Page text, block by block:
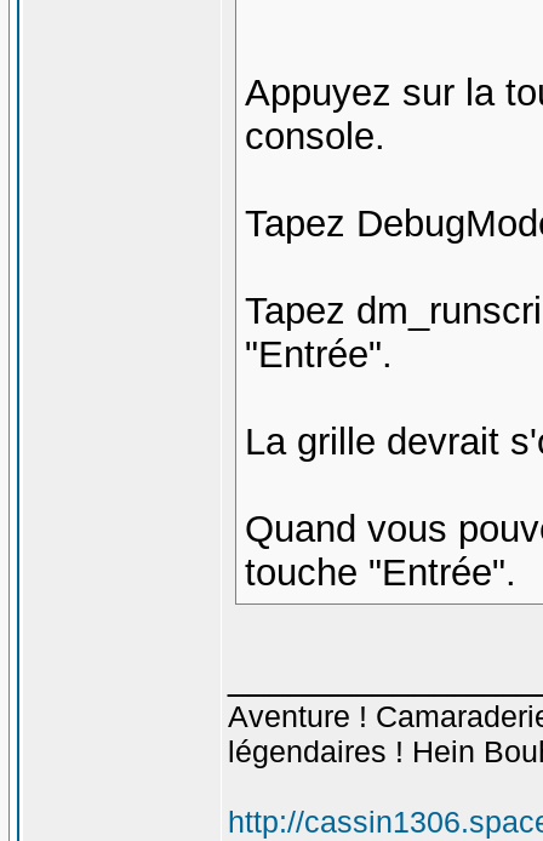
Appuyez sur la
console.
Tapez
Tapez
"Entrée".
La grille devrait
Quand vous
touche "Entrée".
Aventure !
légendaires ! Hein
http://